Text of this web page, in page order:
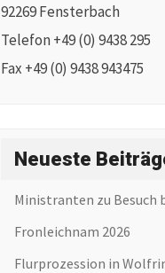
92269 Fensterbach
Telefon +49 (0) 9438 295
Fax +49 (0) 9438 943475
Neueste
Ministranten zu Besuch
Fronleichnam 2026
Flurprozession in